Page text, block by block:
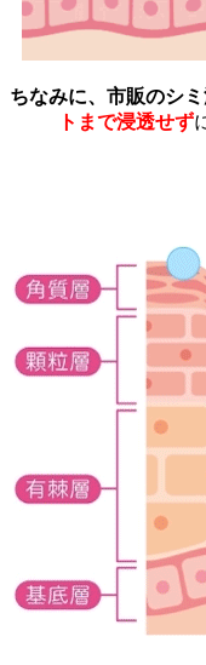
ちなみに、市販のシ
トまで浸透せず